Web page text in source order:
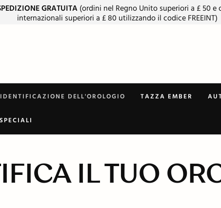
GRATUITA(ordini nel Regno Unito superiori a £ 50 e
internazionali superiori a £ 80 utilizzando il codice FREEINT)
IDENTIFICAZIONE DELL'OROLOGIO TAZZA EMBER
IL TUO